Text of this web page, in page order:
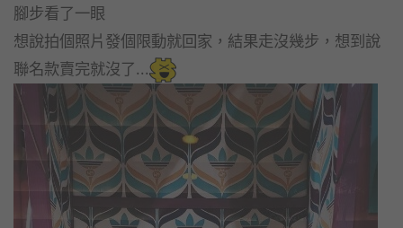
腳步看了一眼
想說拍個照片發個限動就回家，結果走沒幾步，想到說
聯名款賣完就沒了...